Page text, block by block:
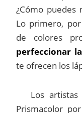
¿Cómo puedes
Lo primero,
de colores
perfeccionar
te ofrecen los
Los
Prismacolor